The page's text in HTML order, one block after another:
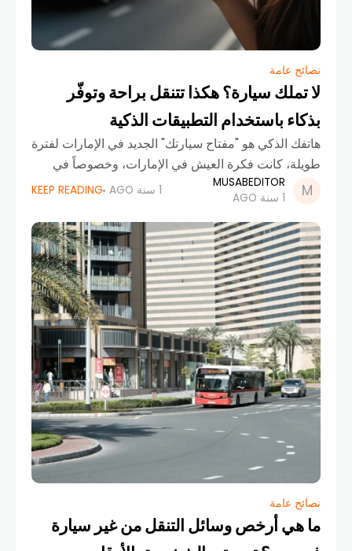
نصائح عامة
لا تملك سيارة؟ هكذا تتنقل براحة وتوفّر
بذكاء باستخدام التطبيقات الذكية
هاتفك الذكي هو "مفتاح سيارتك" الجديد في الإمارات لفترة
طويلة، كانت فكرة العيش في الإمارات، وخصوصاً في
دبي، بدون سيارة خاصة تبدو شبه مستحيلة. لكن هذا
المفهوم يتغير بسرعة. اليوم،
MUSABEDITOR
1 سنة AGO
1 سنة AGO KEEP READING
نصائح عامة
ما هي أرخص وسائل التنقل من غير سيارة